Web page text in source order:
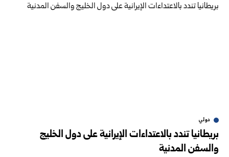
دولي
بريطانيا تندد بالاعتداءات الإيرانية على دول الخليج
والسفن المدنية